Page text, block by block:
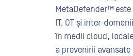
MetaDefender™ este
IT, OT și inter-
în medii cloud,
a prevenirii